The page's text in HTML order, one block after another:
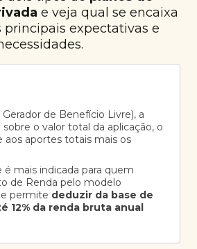
e veja qual se encaixa
principais expectativas e
Gerador de Benefício Livre), a
o valor total da aplicação, o
aos aportes totais mais os
é mais indicada para quem
de Renda pelo modelo
permite deduzir da base de
12% da renda bruta anual